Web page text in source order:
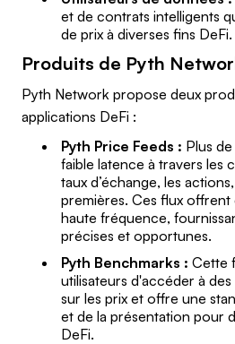
et de contrats intelligents
de prix à diverses fins DeFi.
Produits de Pyth
Pyth Network propose deux
applications DeFi :
Pyth Price Feeds : Plus
faible latence à travers les
taux d’échange, les
premières. Ces flux offrent
haute fréquence,
précises et opportunes.
Pyth Benchmarks : Cette
utilisateurs d'accéder à
sur les prix et offre une
et de la présentation pour
DeFi.